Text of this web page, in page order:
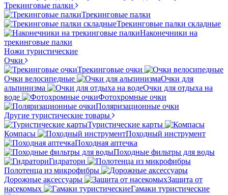
Трекинговые палки
Трекинговые палки
Трекинговые палки складные
Наконечники на
трекинговые палки
Ножи туристические
Очки
Трекинговые очки
Очки велосипедные
Очки для
альпинизма
Очки для отдыха на
воде
Фотохромные очки
Поляризационные очки
Другие туристические товары
Туристические карты
Компасы
Походный инструмент
Походная аптечка
Походные фильтры для воды
Гидратори
Полотенца из микрофибры
Дорожные аксессуары
Защита от
насекомых
Гамаки туристические